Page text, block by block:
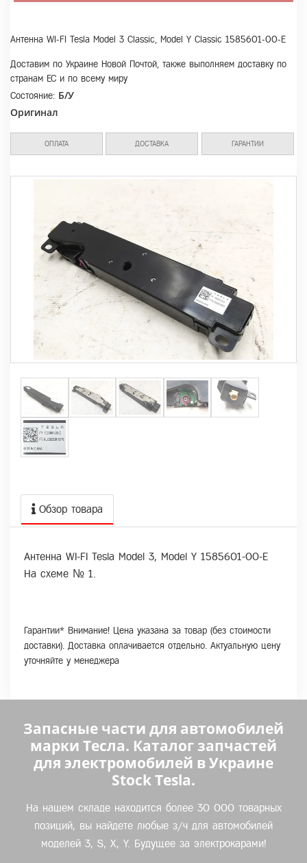
Антенна WI-FI Tesla Model 3 Classic, Model Y Classic 1585601-00-E
Доставим по Украине Новой Почтой, также выполняем доставку по
странам ЕС и по всему миру
Состояние: Б/У
Оригинал
ОПЛАТА ДОСТАВКА ГАРАНТИИ
Обзор товара
Антенна WI-FI Tesla Model 3, Model Y 1585601-00-E
На схеме № 1.
Гарантии* Внимание! Цена указана за товар (без стоимости
доставки). Доставка оплачивается отдельно. Актуальную цену
уточняйте у менеджера
Запасные части для автомобилей
марки Тесла. Каталог запчастей
для электромобилей в Украине
Stock Tesla.
На нашем складе находится более 30 000 товарных
позиций, вы найдете любые з/ч для автомобилей
моделей 3, S, X, Y. Будущее за электрокарами!